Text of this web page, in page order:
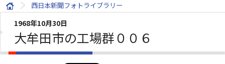
西日本新聞フォトライブラリー
1968年10月30日
大牟田市の工場群００６